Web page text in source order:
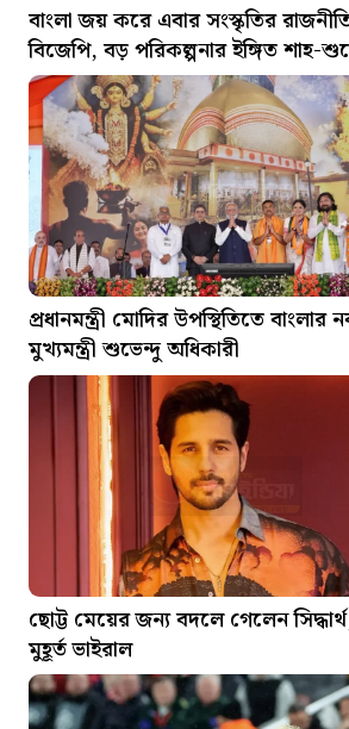
বাংলা জয় করে এবার সংস্কৃতির
বিজেপি, বড় পরিকল্পনার ইঙ্গিত শাহ-
প্রধানমন্ত্রী মোদির উপস্থিতিতে বাংলার
মুখ্যমন্ত্রী শুভেন্দু অধিকারী
ছোট্ট মেয়ের জন্য বদলে গেলেন সিদ্ধার্থ,
মুহূর্ত ভাইরাল